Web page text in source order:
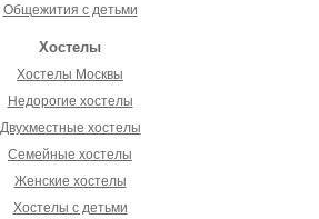
Общежития с детьми
Хостелы
Хостелы Москвы
Недорогие хостелы
Двухместные хостелы
Семейные хостелы
Женские хостелы
Хостелы с детьми